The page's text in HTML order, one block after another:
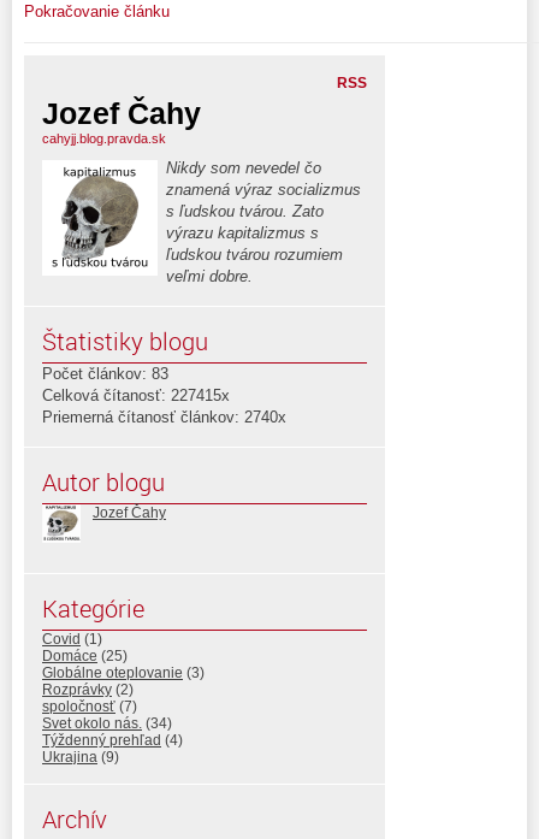
Pokračovanie článku
RSS
Jozef Čahy
cahyjj.blog.pravda.sk
Nikdy som nevedel čo
znamená výraz socializmus
s ľudskou tvárou. Zato
výrazu kapitalizmus s
ľudskou tvárou rozumiem
veľmi dobre.
Štatistiky blogu
Počet článkov: 83
Celková čítanosť: 227415x
Priemerná čítanosť článkov: 2740x
Autor blogu
Jozef Čahy
Kategórie
Covid (1)
Domáce (25)
Globálne oteplovanie (3)
Rozprávky (2)
spoločnosť (7)
Svet okolo nás. (34)
Týždenný prehľad (4)
Ukrajina (9)
Archív